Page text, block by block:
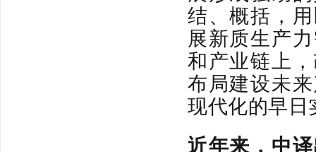
结、概括，
展新质生产
和产业链上
布局建设未
现代化的早日
近年来，中